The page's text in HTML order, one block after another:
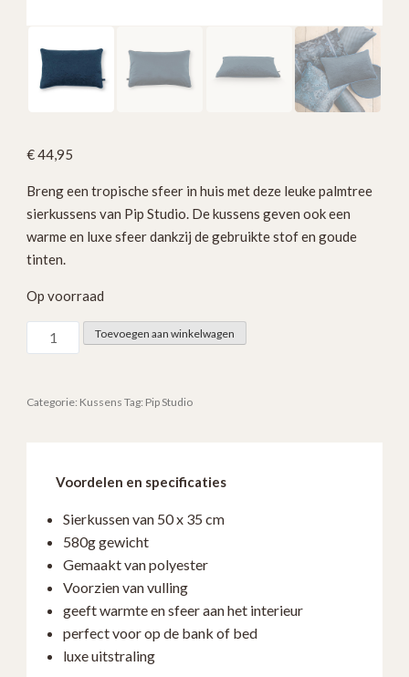
€44,95
Breng een tropische sfeer in huis met deze leuke palmtree
sierkussens van Pip Studio. De kussens geven ook een
warme en luxe sfeer dankzij de gebruikte stof en goude
tinten.
Op voorraad
Studio
kussen
35cm
aantal
Toevoegen aan winkelwagen
Categorie: Kussens Tag: Pip Studio
Voordelen en specificaties
Sierkussen van 50 x 35 cm
580g gewicht
Gemaakt van polyester
Voorzien van vulling
geeft warmte en sfeer aan het interieur
perfect voor op de bank of bed
luxe uitstraling